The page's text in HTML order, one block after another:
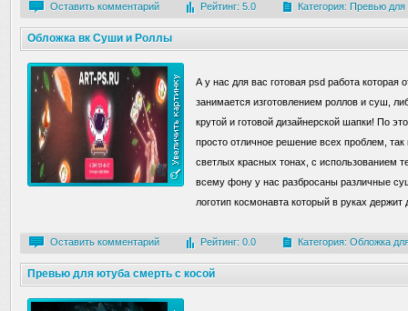
Оставить комментарий Рейтинг: 5.0 Категория: Превью для
Обложка вк Суши и Роллы
А у нас для вас готовая psd работа которая
занимается изготовлением роллов и суш,
крутой и готовой дизайнерской шапки! По
просто отличное решение всех проблем,
светлых красных тонах, с использованием
всему фону у нас разбросаны различные
логотип космонавта который в руках держит
Оставить комментарий Рейтинг: 0.0 Категория: Обложка
Превью для ютуба смерть с косой